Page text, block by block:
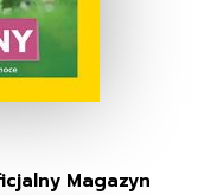
Magazyn